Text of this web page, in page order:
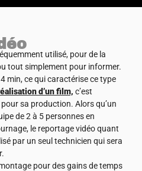
utilisé, pour de la
tout simplement pour informer.
min, ce qui caractérise ce type
d’un film, c’est
sa production. Alors qu’un
de 2 à 5 personnes en
le reportage vidéo quant
par un seul technicien qui sera
pour des gains de temps